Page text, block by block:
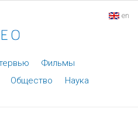
en
Фильмы
Общество Наука